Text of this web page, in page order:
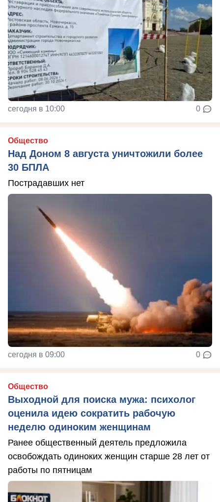
сегодня в 10:00 0
Общество
Над Доном 8 августа уничтожили более
30 БПЛА
Пострадавших нет
сегодня в 09:00 0
Общество
Выходной для поиска мужа: психолог
оценила идею сократить рабочую
неделю одиноким женщинам
Ранее общественный деятель предложила
освобождать одиноких женщин старше 28 лет от
работы по пятницам